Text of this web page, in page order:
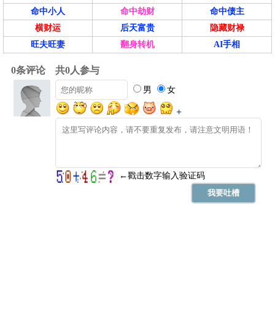
无
猪 煞东
午时(11:00-12:59) 凶
丙午时 11:00 - 12:59
喜神西南 财神正西 福神正东
忌
祈福、盖屋、祭祀、入殓、酬神、
上梁、斋醮
命中小人
命中劫财
命中债主
横财运
后天富贵
隐藏财禄
旺夫旺妻
翻身转机 AI手相